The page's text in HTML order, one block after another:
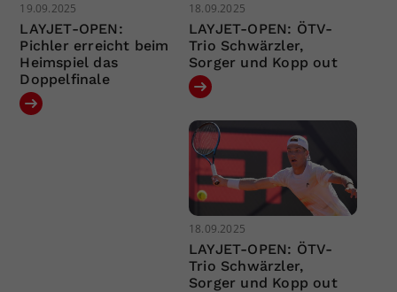
19.09.2025
LAYJET-OPEN:
Pichler erreicht beim
Heimspiel das
Doppelfinale
18.09.2025
LAYJET-OPEN: ÖTV-
Trio Schwärzler,
Sorger und Kopp out
18.09.2025
LAYJET-OPEN: ÖTV-
Trio Schwärzler,
Sorger und Kopp out